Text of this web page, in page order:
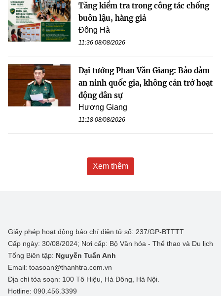
Tăng kiểm tra trong công tác chống
buôn lậu, hàng giả
Đông Hà
11:36 08/08/2026
Đại tướng Phan Văn Giang: Bảo đảm
an ninh quốc gia, không cản trở hoạt
động dân sự
Hương Giang
11:18 08/08/2026
Xem thêm
Giấy phép hoạt động báo chí điện tử số: 237/GP-BTTTT
Cấp ngày: 30/08/2024; Nơi cấp: Bộ Văn hóa - Thể thao và Du lịch
Tổng Biên tập: Nguyễn Tuấn Anh
Email: toasoan@thanhtra.com.vn
Địa chỉ tòa soạn: 100 Tô Hiệu, Hà Đông, Hà Nội.
Hotline: 090.456.3399